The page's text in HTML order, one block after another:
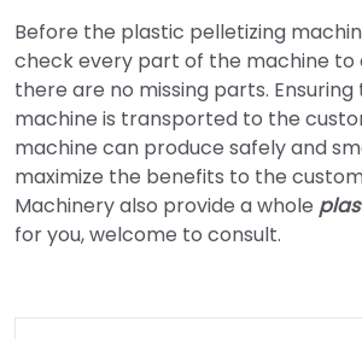
Before the plastic pelletizing
check every part of the machine to
there are no missing parts.
machine is transported to the
machine can produce safely and
maximize the benefits to the
Machinery also provide a whole
for you, welcome to consult.